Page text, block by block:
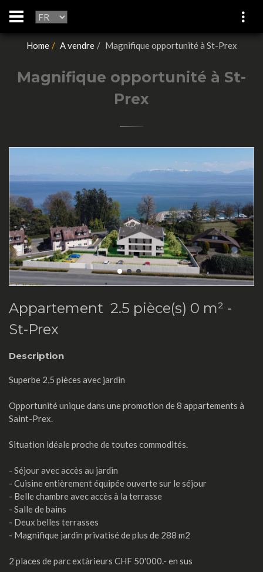
Home A vendre Magnifique opportunité à St-Prex
Magnifique opportunité à St-
Prex
Appartement 2.5 pièce(s) 0 m² -
St-Prex
Description
Superbe 2,5 pièces avec jardin
Opportunité unique dans une promotion de 8 appartements à
Saint-Prex.
Situation idéale proche de toutes commodités.
- Séjour avec accès au jardin
- Cuisine entièrement équipée ouverte sur le séjour
- Belle chambre avec accès à la terrasse
- Salle de bains
- Deux belles terrasses
- Magnifique jardin privatisé de plus de 288 m2
2 places de parc extàrieurs CHF 50'000.- en sus